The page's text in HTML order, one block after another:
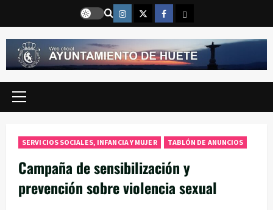
contenido
Instragram
TwitterFacebook
Email
Menú
SERVICIOS SOCIALES, INFANCIA Y MUJER TABLÓN DE ANUNCIOS
Campaña de sensibilización y
prevención sobre violencia sexual